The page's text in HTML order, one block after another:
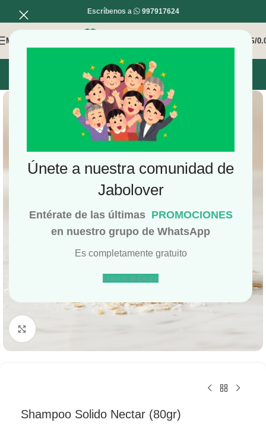
Únete a nuestra comunidad de
Jabolover
Entérate de las últimas PROMOCIONES
en nuestro grupo de WhatsApp
Es completamente gratuito
Unirme al Grupo
Escríbenos a 997917624
MENÚ S/
INICIO MI COMPRA MI CUENTA
Shampoo Solido Nectar (80gr)